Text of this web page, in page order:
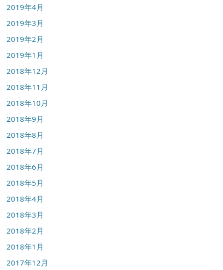
2019年4月
2019年3月
2019年2月
2019年1月
2018年12月
2018年11月
2018年10月
2018年9月
2018年8月
2018年7月
2018年6月
2018年5月
2018年4月
2018年3月
2018年2月
2018年1月
2017年12月